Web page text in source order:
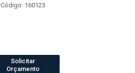
Código: 160123
Solicitar
Orçamento